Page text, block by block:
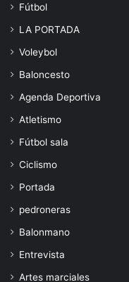
Fútbol
LA PORTADA
Voleybol
Baloncesto
Agenda Deportiva
Atletismo
Fútbol sala
Ciclismo
Portada
pedroneras
Balonmano
Entrevista
Artes marciales